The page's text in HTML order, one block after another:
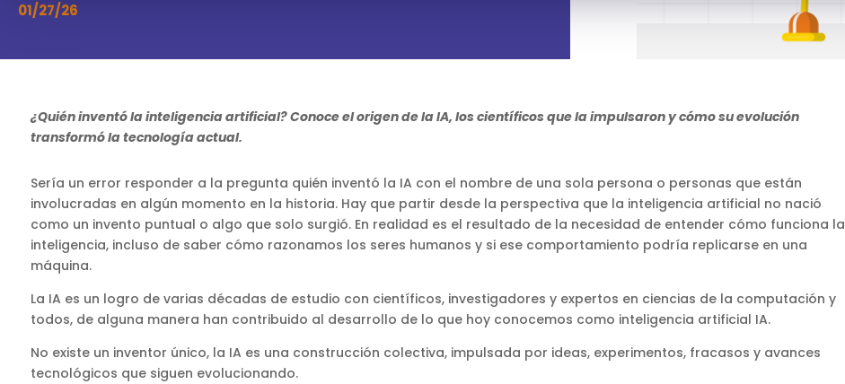
01/27/26
¿Quién inventó la inteligencia artificial? Conoce el origen de la IA, los científicos que la impulsaron y cómo su evolución
transformó la tecnología actual.
Sería un error responder a la pregunta quién inventó la IA con el nombre de una sola persona o personas que están
involucradas en algún momento en la historia. Hay que partir desde la perspectiva que la inteligencia artificial no nació
como un invento puntual o algo que solo surgió. En realidad es el resultado de la necesidad de entender cómo funciona la
inteligencia, incluso de saber cómo razonamos los seres humanos y si ese comportamiento podría replicarse en una
máquina.
La IA es un logro de varias décadas de estudio con científicos, investigadores y expertos en ciencias de la computación y
todos, de alguna manera han contribuido al desarrollo de lo que hoy conocemos como inteligencia artificial IA.
No existe un inventor único, la IA es una construcción colectiva, impulsada por ideas, experimentos, fracasos y avances
tecnológicos que siguen evolucionando.